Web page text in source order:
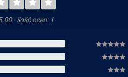
- ilość ocen: 1